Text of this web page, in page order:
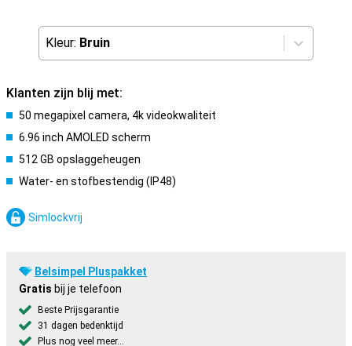
Kleur: Bruin
Klanten zijn blij met:
50 megapixel camera, 4k videokwaliteit
6.96 inch AMOLED scherm
512 GB opslaggeheugen
Water- en stofbestendig (IP48)
Simlockvrij
Belsimpel Pluspakket
Gratis bij je telefoon
Beste Prijsgarantie
31 dagen bedenktijd
Plus nog veel meer...